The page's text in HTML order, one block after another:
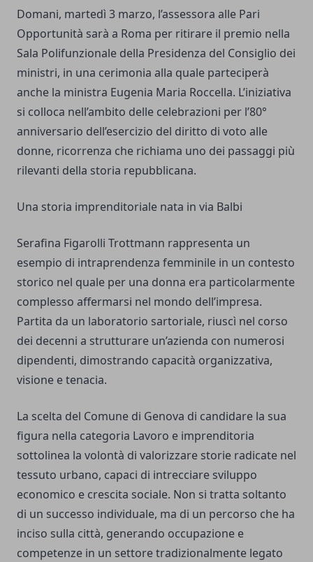
Domani, martedì 3 marzo, l’assessora alle Pari
Opportunità sarà a Roma per ritirare il premio nella
Sala Polifunzionale della Presidenza del Consiglio dei
ministri, in una cerimonia alla quale parteciperà
anche la ministra Eugenia Maria Roccella. L’iniziativa
si colloca nell’ambito delle celebrazioni per l’80°
anniversario dell’esercizio del diritto di voto alle
donne, ricorrenza che richiama uno dei passaggi più
rilevanti della storia repubblicana.
Una storia imprenditoriale nata in via Balbi
Serafina Figarolli Trottmann rappresenta un
esempio di intraprendenza femminile in un contesto
storico nel quale per una donna era particolarmente
complesso affermarsi nel mondo dell’impresa.
Partita da un laboratorio sartoriale, riuscì nel corso
dei decenni a strutturare un’azienda con numerosi
dipendenti, dimostrando capacità organizzativa,
visione e tenacia.
La scelta del Comune di Genova di candidare la sua
figura nella categoria Lavoro e imprenditoria
sottolinea la volontà di valorizzare storie radicate nel
tessuto urbano, capaci di intrecciare sviluppo
economico e crescita sociale. Non si tratta soltanto
di un successo individuale, ma di un percorso che ha
inciso sulla città, generando occupazione e
competenze in un settore tradizionalmente legato